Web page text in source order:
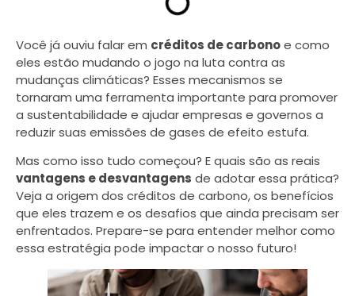
Você já ouviu falar em créditos de carbonoe como
eles estão mudando o jogo na luta contra as
mudanças climáticas? Esses mecanismos se
tornaram uma ferramenta importante para promover
a sustentabilidade e ajudar empresas e governos a
reduzir suas emissões de gases de efeito estufa.
Mas como isso tudo começou? E quais são as reais
vantagens e desvantagens de adotar essa prática?
Veja a origem dos créditos de carbono, os benefícios
que eles trazem e os desafios que ainda precisam ser
enfrentados. Prepare-se para entender melhor como
essa estratégia pode impactar o nosso futuro!